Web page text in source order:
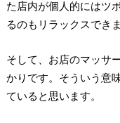
た店内が個人的にはツ
るのもリラックスできま
そして、お店のマッサ
かりです。そういう意
ていると思います。